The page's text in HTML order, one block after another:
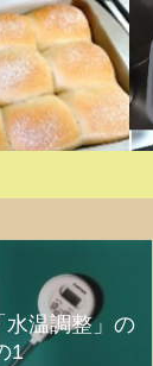
水温調整」の
1